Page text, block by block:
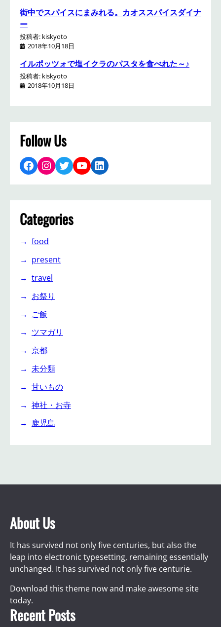
街中でスパイスにまみれる。カオススパイスダイナ
ー
投稿者: kiskyoto
2018年10月18日
イルポッツォで塩イクラのパスタを食べれた～♪
投稿者: kiskyoto
2018年10月18日
Follow Us
Facebook Instagram Twitter YouTube LinkedIn
Categories
food
present
travel
お祭り
ご飯
ツマガリ
京都
未分類
甘いもの
神社・お寺
鹿児島
About Us
It has survived not only five centuries, but also the
leap into electronic typesetting, remaining essentially
unchanged. It has survived not only five centurie.
Download this theme now and make awesome site
today.
Recent Posts